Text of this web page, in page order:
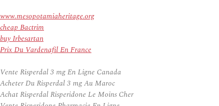
www.mesopotamiaheritage.org
cheap Bactrim
buy Irbesartan
Prix Du Vardenafil En France
Vente Risperdal 3 mg En Ligne Canada
Acheter Du Risperdal 3 mg Au Maroc
Achat Risperdal Risperidone Le Moins Cher